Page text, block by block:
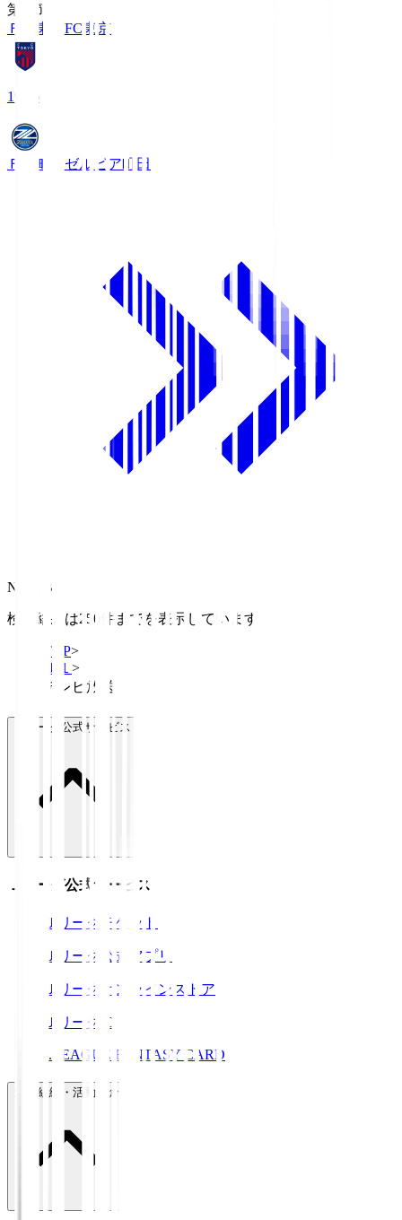
第1節
ＦＣ東京 FC東京
19:06
ＦＣ町田ゼルビア町田
NHK BS
検索結果は250件までを表示しています
TOP>
Ｊ１ >
テレビ放送
Ｊリーグ公式サービス
Ｊリーグ公式サービス
Ｊリーグチケット
Ｊリーグ公式アプリ
Ｊリーグオンラインストア
ＪリーグID
J.LEAGUE FANTASY CARD
運営組織・活動紹介